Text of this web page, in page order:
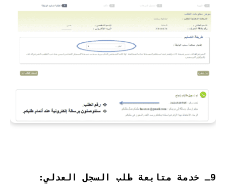
9ـ خدمة متابعة طلب السجل العدلي: